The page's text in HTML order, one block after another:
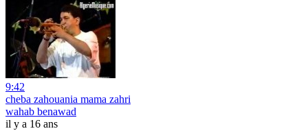
9:42
cheba zahouania mama zahri
wahab benawad
il y a 16 ans